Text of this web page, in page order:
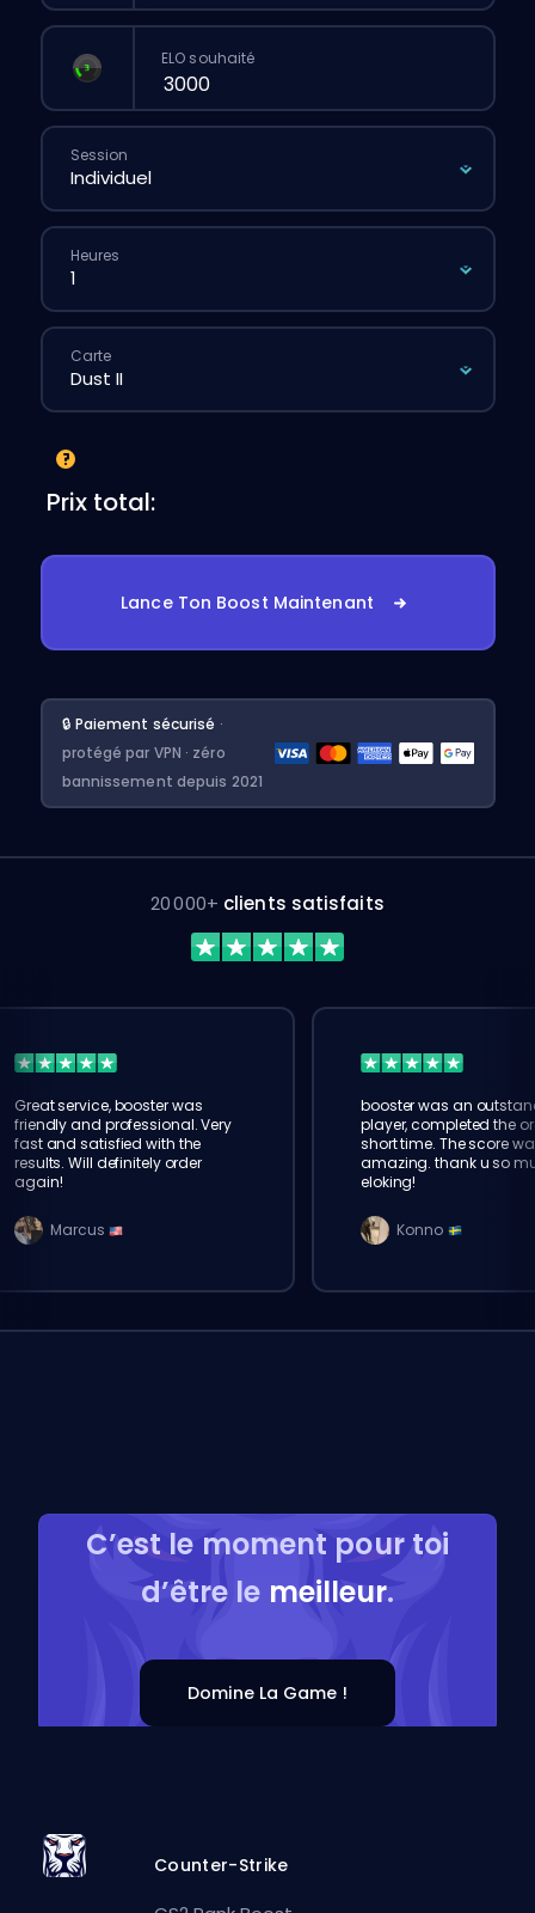
ELO souhaité
Session
Heures
Carte
Prix total:
Lance Ton Boost Maintenant
🔒 Paiement sécurisé ·
protégé par VPN · zéro
bannissement depuis 2021
20 000+ clients satisfaits
Great service, booster was
friendly and professional. Very
fast and satisfied with the
results. Will definitely order
again!
Marcus
booster was an
player, completed the
short time. The score
amazing. thank u so
eloking!
Konno
C’est le moment pour toi
d’être le meilleur.
Domine La Game !
Counter-Strike